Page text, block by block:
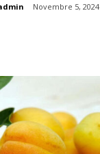
Novembre 5, 2024